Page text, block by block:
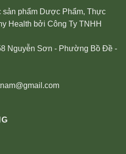
sản phẩm Dược Phẩm, Thực
Health bởi Công Ty TNHH
Nguyễn Sơn - Phường Bồ Đề -